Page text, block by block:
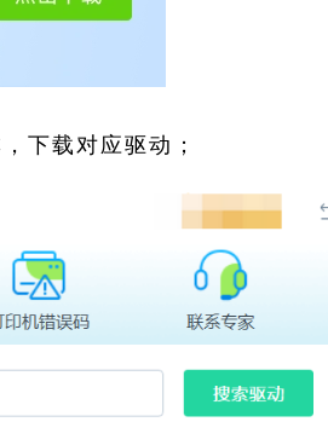
下载对应驱动；